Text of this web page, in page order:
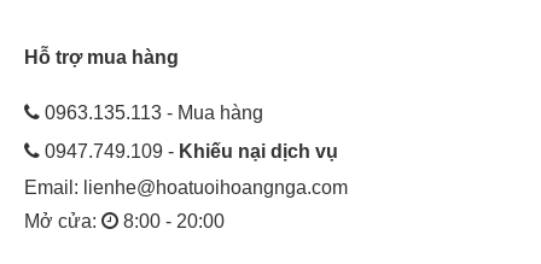
Hỗ trợ mua hàng
0963.135.113 - Mua hàng
0947.749.109 - Khiếu nại dịch vụ
Email: lienhe@hoatuoihoangnga.com
Mở cửa:
8:00 - 20:00